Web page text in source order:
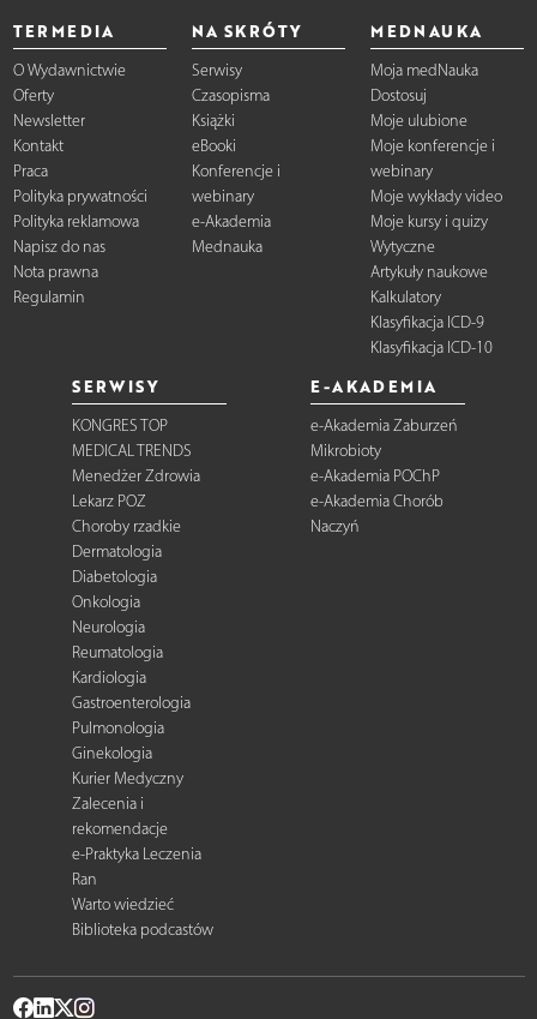
TERMEDIA
O Wydawnictwie
Oferty
Newsletter
Kontakt
Praca
Polityka prywatności
Polityka reklamowa
Napisz do nas
Nota prawna
Regulamin
NA SKRÓTY
Serwisy
Czasopisma
Książki
eBooki
Konferencje i
webinary
e-Akademia
Mednauka
MEDNAUKA
Moja medNauka
Dostosuj
Moje ulubione
Moje konferencje i
webinary
Moje wykłady video
Moje kursy i quizy
Wytyczne
Artykuły naukowe
Kalkulatory
Klasyfikacja ICD-9
Klasyfikacja ICD-10
SERWISY
KONGRES TOP
MEDICAL TRENDS
Menedżer Zdrowia
Lekarz POZ
Choroby rzadkie
Dermatologia
Diabetologia
Onkologia
Neurologia
Reumatologia
Kardiologia
Gastroenterologia
Pulmonologia
Ginekologia
Kurier Medyczny
Zalecenia i
rekomendacje
e-Praktyka Leczenia
Ran
Warto wiedzieć
Biblioteka podcastów
E-AKADEMIA
e-Akademia Zaburzeń
Mikrobioty
e-Akademia POChP
e-Akademia Chorób
Naczyń